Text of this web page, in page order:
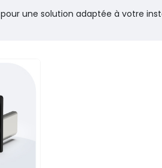
pour une solution adaptée à votre